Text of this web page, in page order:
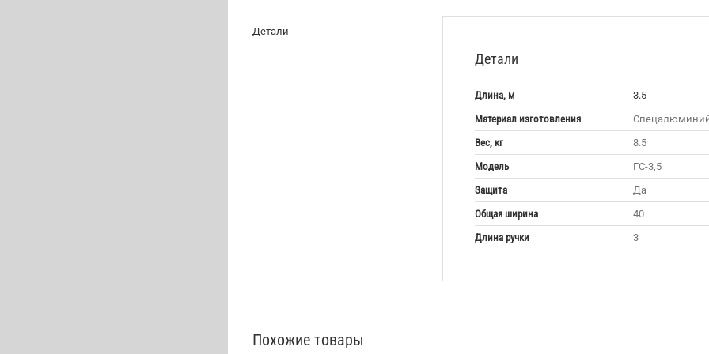
Детали
Детали
Длина, м
3.5
Материал изготовления
Вес, кг
8.5
Модель
ГС-3,5
Защита
Да
Общая ширина
40
Длина ручки
3
Похожие товары